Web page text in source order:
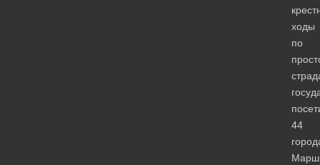
ходы
по
44